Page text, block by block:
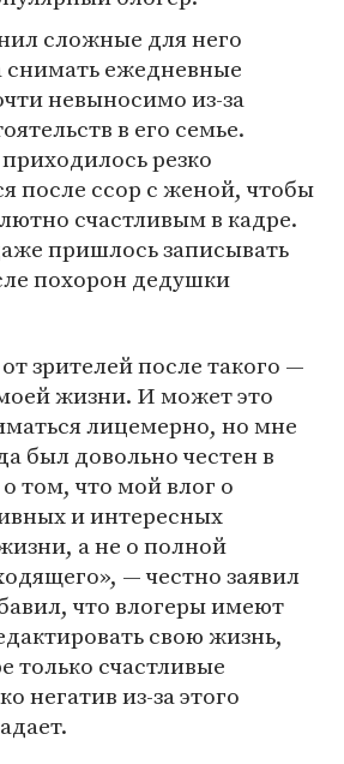
сложные для него
снимать ежедневные
невыносимо из-за
в его семье.
резко
после ссор с женой, чтобы
счастливым в кадре.
пришлось записывать
похорон дедушки
зрителей после такого —
жизни. И может это
лицемерно, но мне
был довольно честен в
том, что мой влог о
и интересных
а не о полной
— честно заявил
что влогеры имеют
свою жизнь,
только счастливые
негатив из-за этого